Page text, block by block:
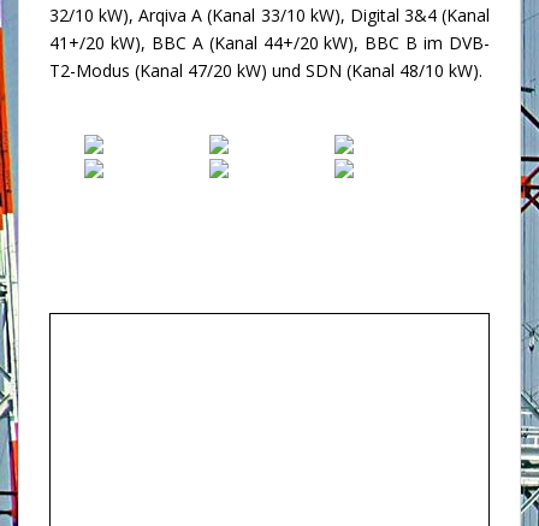
32/10 kW), Arqiva A (Kanal 33/10 kW), Digital 3&4 (Kanal
41+/20 kW), BBC A (Kanal 44+/20 kW), BBC B im DVB-
T2-Modus (Kanal 47/20 kW) und SDN (Kanal 48/10 kW).